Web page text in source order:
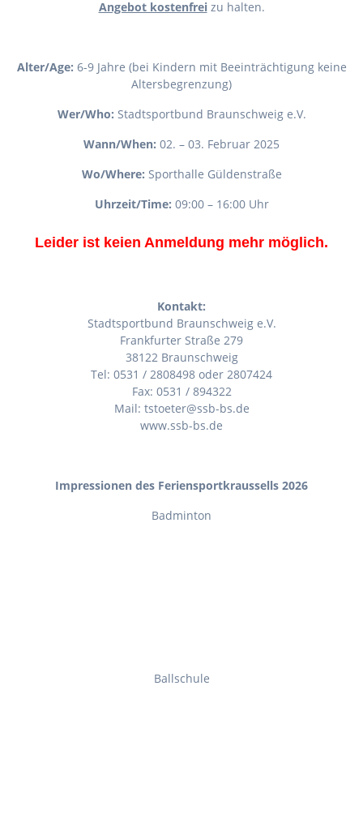
Angebot kostenfreizu halten.
Alter/Age: 6-9 Jahre (bei Kindern mit Beeinträchtigung keine
Altersbegrenzung)
Wer/Who: Stadtsportbund Braunschweig e.V.
Wann/When: 02. – 03. Februar 2025
Wo/Where: Sporthalle Güldenstraße
Uhrzeit/Time: 09:00 – 16:00 Uhr
Leider ist keien Anmeldung mehr möglich.
Kontakt:
Stadtsportbund Braunschweig e.V.
Frankfurter Straße 279
38122 Braunschweig
Tel: 0531 / 2808498 oder 2807424
Fax: 0531 / 894322
Mail: tstoeter@ssb-bs.de
www.ssb-bs.de
Impressionen des Feriensportkraussells 2026
Badminton
Ballschule